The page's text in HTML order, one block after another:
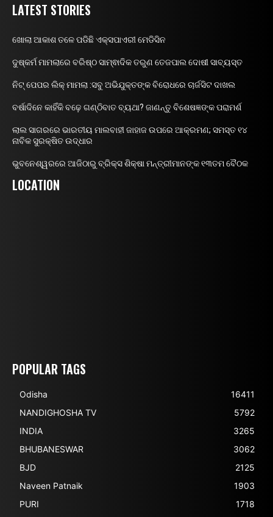
LATEST STORIES
ଖୋଲା ଆକାଶ ତଳେ ପଡିଛି ଏକ୍ସପାଏରୀ ମେଡିସିନ
ଦୁଷ୍କର୍ମ ମାମଲାରେ ବରିଷ୍ଠ ସାମ୍ଵାଦିକ ତରୁଣ ତେଜପାଲ ଦୋଷୀ ସାବ୍ୟସ୍ତ
ନିଟ୍ ପେପର ଲିକ୍ ମାମଲା :ସବୁ ଅଭିଯୁକ୍ତଙ୍କ ବିରୋଧରେ ଚାର୍ଜସିଟ ଦାଖଲ
ବର୍ଷାଦିନେ କାହିଁକି ବଢ଼େ ଗଣ୍ଠିବାତ ବ୍ୟଥା? ଜାଣନ୍ତୁ ବିଶେଷଜ୍ଞଙ୍କ ପରାମର୍ଶ
ଲାଲ ସାଗରରେ ଭାରତୀୟ ମାଲବାହୀ ଜାହାଜ ଉପରେ ଆକ୍ରମଣ; ସମସ୍ତ ୧୪
ନାବିକ ସୁରକ୍ଷିତ ଉଦ୍ଧାର
ଭୁବନେଶ୍ୱରରେ ଆଜିଠାରୁ ବ୍ରିକ୍ସ ଶିକ୍ଷା ମନ୍ତ୍ରୀମାନଙ୍କ ୧୩ତମ ବୈଠକ
LOCATION
POPULAR TAGS
Odisha
16411
NANDIGHOSHA TV
5792
INDIA
3265
BHUBANESWAR
3062
BJD
2125
Naveen Patnaik
1903
PURI
1718